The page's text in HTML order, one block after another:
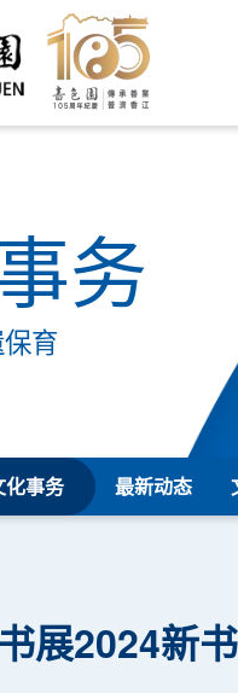
务
育
化事务 最新动态
展2024新